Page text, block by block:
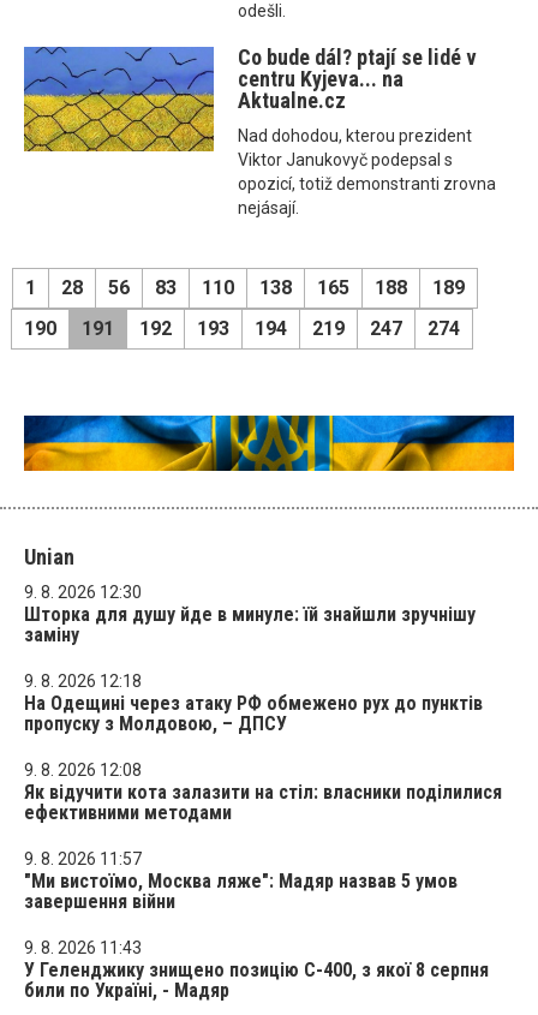
odešli.
Co bude dál? ptají se lidé v
centru Kyjeva... na
Aktualne.cz
Nad dohodou, kterou prezident
Viktor Janukovyč podepsal s
opozicí, totiž demonstranti zrovna
nejásají.
1 28 56 83 110 138 165 188
189
190
191 192 193 194 219 247 274
Unian
9. 8. 2026 12:30
Шторка для душу йде в минуле: їй знайшли зручнішу
заміну
9. 8. 2026 12:18
На Одещині через атаку РФ обмежено рух до пунктів
пропуску з Молдовою, – ДПСУ
9. 8. 2026 12:08
Як відучити кота залазити на стіл: власники поділилися
ефективними методами
9. 8. 2026 11:57
"Ми вистоїмо, Москва ляже": Мадяр назвав 5 умов
завершення війни
9. 8. 2026 11:43
У Геленджику знищено позицію С-400, з якої 8 серпня
били по Україні, - Мадяр